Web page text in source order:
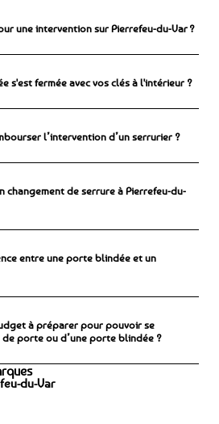
une intervention sur Pierrefeu-du-Var ?
s'est fermée avec vos clés à l'intérieur ?
l’intervention d’un serrurier ?
changement de serrure à Pierrefeu-du-
entre une porte blindée et un
à préparer pour pouvoir se
porte ou d’une porte blindée ?
du-Var